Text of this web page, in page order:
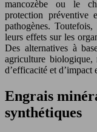
mancozèbe ou le
protection préventive
pathogènes.
leurs effets sur les
Des alternatives à
agriculture biologique,
d’efficacité et d’impact
Engrais
synthétiques